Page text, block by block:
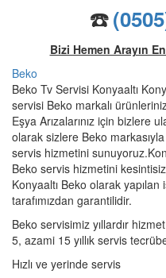
☎️
Bizi Hemen Arayın
Beko
Beko Tv Servisi Konyaaltı
servisi Beko markalı
Eşya Arızalarınız için bizlere
olarak sizlere Beko
servis hizmetini
Beko servis hizmetini
Konyaaltı Beko olarak
tarafımızdan garantilidir.
Beko servisimiz yıllardır
5, azami 15 yıllık servis
Hızlı ve yerinde servis